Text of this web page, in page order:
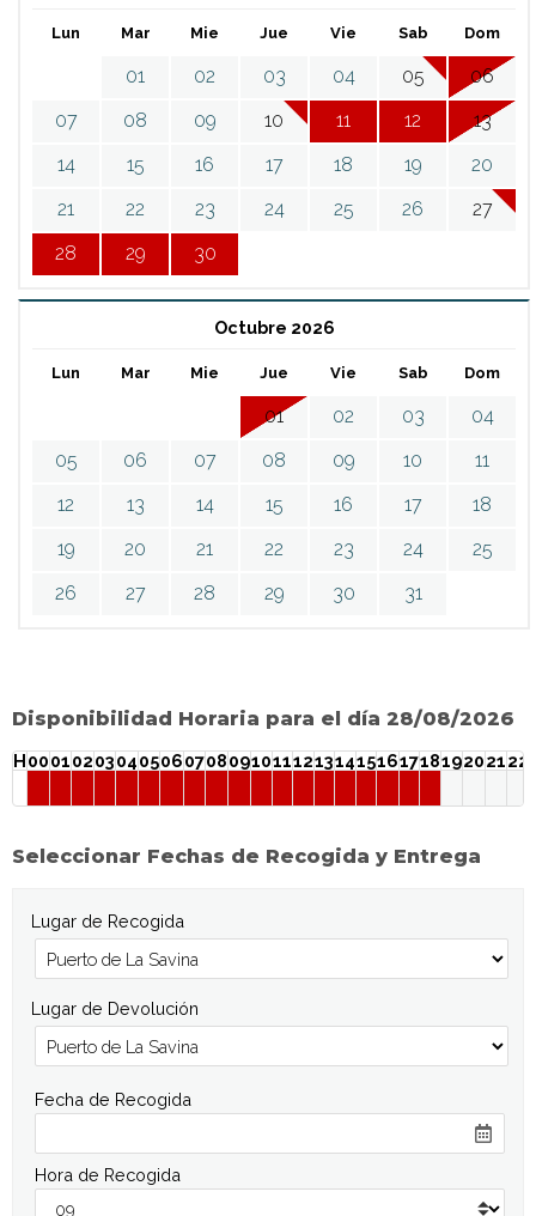
Lun Mar Mie Jue Vie Sab Dom
01 02 03 04 05
06
07
08 09 10 11 12
13
14
15 16 17 18 19
20
21
22 23 24 25 26
27
28
29 30
Octubre 2026
Lun Mar Mie Jue Vie Sab Dom
01 02 03
04
05
06 07 08 09 10
11
12
13 14 15 16 17
18
19
20 21 22 23 24
25
26
27 28 29 30 31
Disponibilidad Horaria para el día 28/08/2026
H0001020304050607080910111213141516171819202122
Seleccionar Fechas de Recogida y Entrega
Lugar de Recogida
Lugar de Devolución
Fecha de Recogida
Hora de Recogida